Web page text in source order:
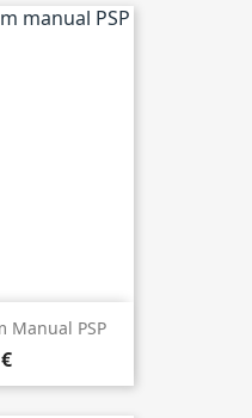
Manual PSP